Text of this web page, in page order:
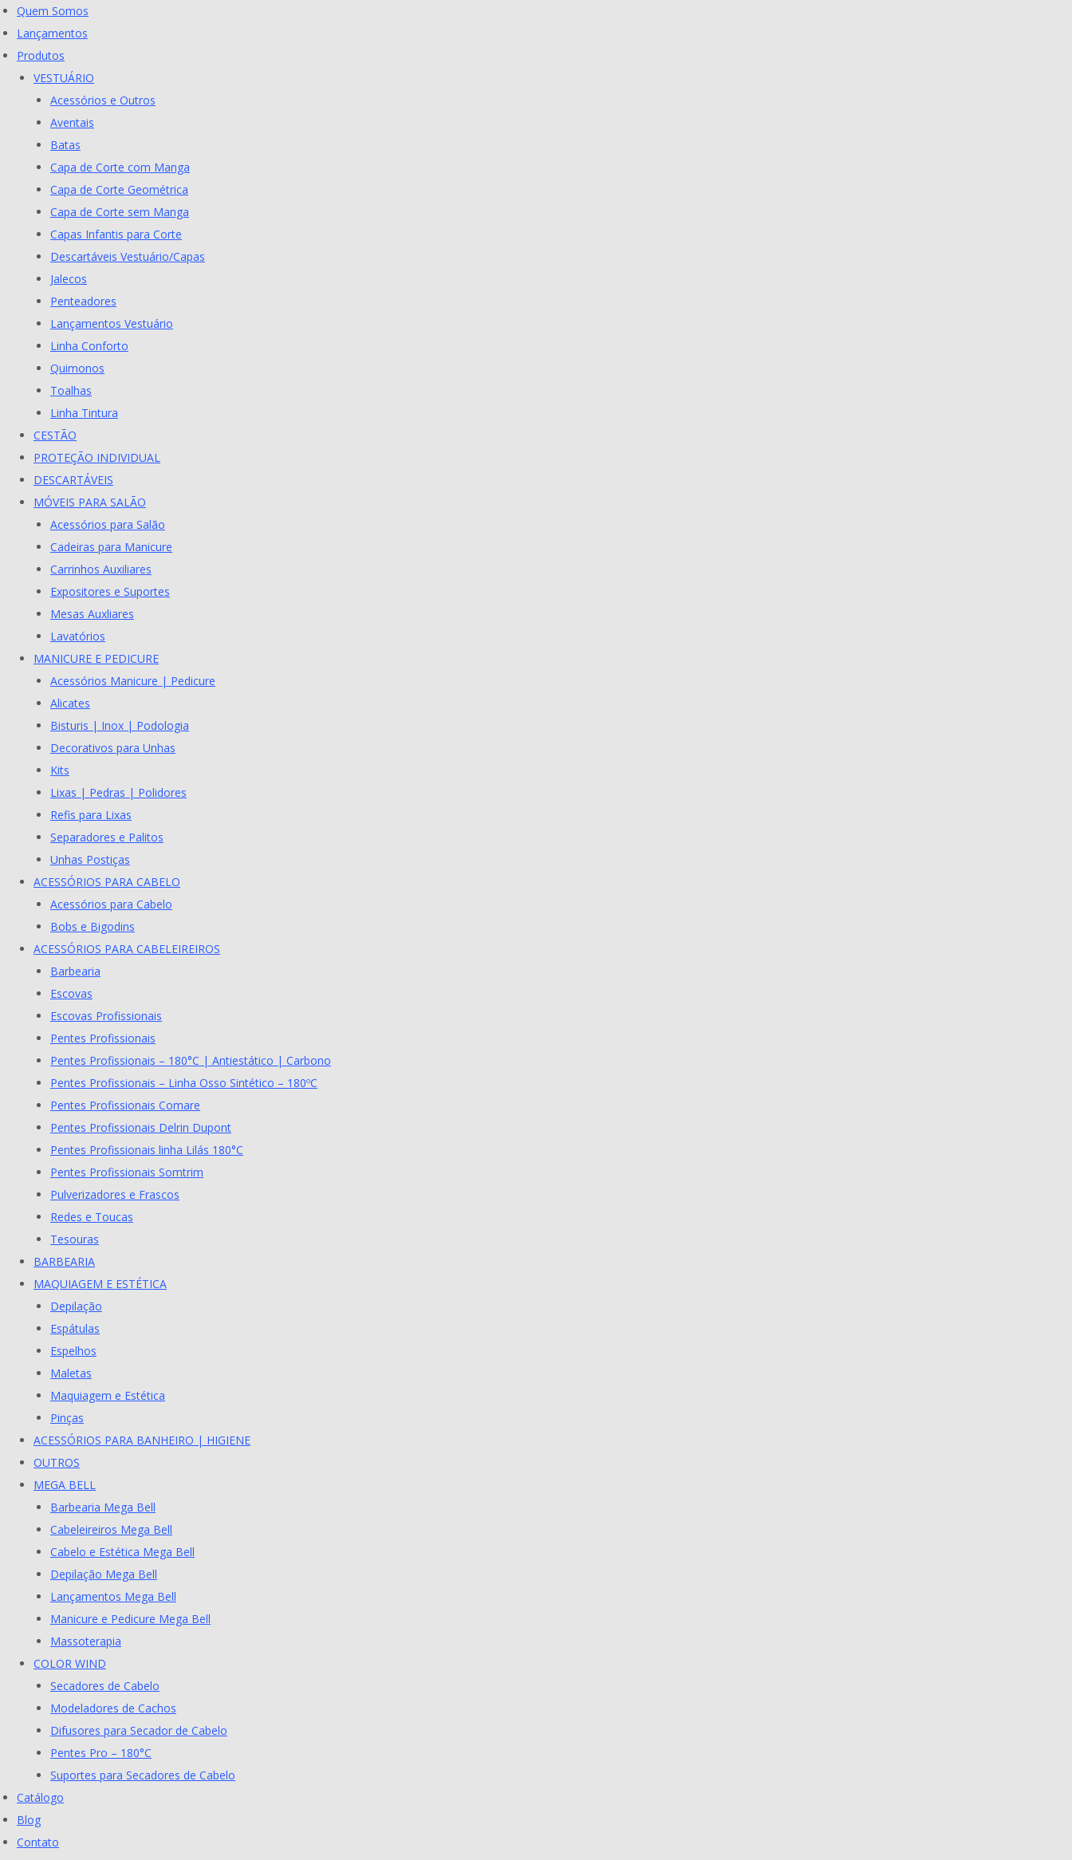
Skip
to
content
Quem Somos
Lançamentos
Produtos
VESTUÁRIO
Acessórios e Outros
Aventais
Batas
Capa de Corte com Manga
Capa de Corte Geométrica
Capa de Corte sem Manga
Capas Infantis para Corte
Descartáveis Vestuário/Capas
Jalecos
Penteadores
Lançamentos Vestuário
Linha Conforto
Quimonos
Toalhas
Linha Tintura
CESTÃO
PROTEÇÃO INDIVIDUAL
DESCARTÁVEIS
MÓVEIS PARA SALÃO
Acessórios para Salão
Cadeiras para Manicure
Carrinhos Auxiliares
Expositores e Suportes
Mesas Auxliares
Lavatórios
MANICURE E PEDICURE
Acessórios Manicure | Pedicure
Alicates
Bisturis | Inox | Podologia
Decorativos para Unhas
Kits
Lixas | Pedras | Polidores
Refis para Lixas
Separadores e Palitos
Unhas Postiças
ACESSÓRIOS PARA CABELO
Acessórios para Cabelo
Bobs e Bigodins
ACESSÓRIOS PARA CABELEIREIROS
Barbearia
Escovas
Escovas Profissionais
Pentes Profissionais
Pentes Profissionais – 180°C | Antiestático | Carbono
Pentes Profissionais – Linha Osso Sintético – 180ºC
Pentes Profissionais Comare
Pentes Profissionais Delrin Dupont
Pentes Profissionais linha Lilás 180°C
Pentes Profissionais Somtrim
Pulverizadores e Frascos
Redes e Toucas
Tesouras
BARBEARIA
MAQUIAGEM E ESTÉTICA
Depilação
Espátulas
Espelhos
Maletas
Maquiagem e Estética
Pinças
ACESSÓRIOS PARA BANHEIRO | HIGIENE
OUTROS
MEGA BELL
Barbearia Mega Bell
Cabeleireiros Mega Bell
Cabelo e Estética Mega Bell
Depilação Mega Bell
Lançamentos Mega Bell
Manicure e Pedicure Mega Bell
Massoterapia
COLOR WIND
Secadores de Cabelo
Modeladores de Cachos
Difusores para Secador de Cabelo
Pentes Pro – 180°C
Suportes para Secadores de Cabelo
Catálogo
Blog
Contato